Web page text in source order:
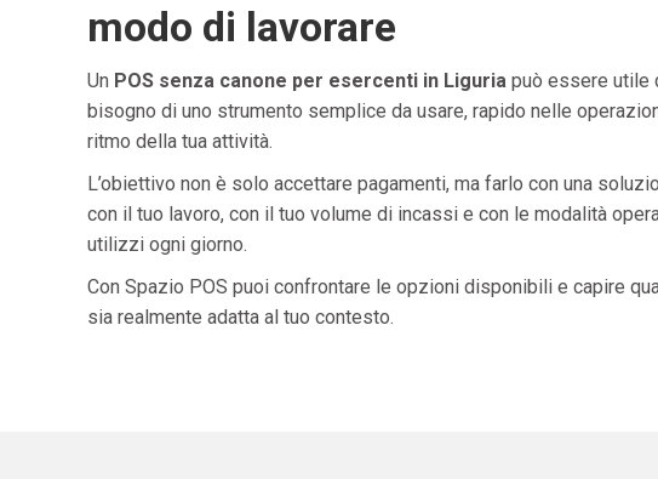
modo di lavorare
Un POS senza canone per esercenti in Liguria può essere utile
bisogno di uno strumento semplice da usare, rapido nelle
ritmo della tua attività.
L’obiettivo non è solo accettare pagamenti, ma farlo con una
con il tuo lavoro, con il tuo volume di incassi e con le modalità
utilizzi ogni giorno.
Con Spazio POS puoi confrontare le opzioni disponibili e capire
sia realmente adatta al tuo contesto.